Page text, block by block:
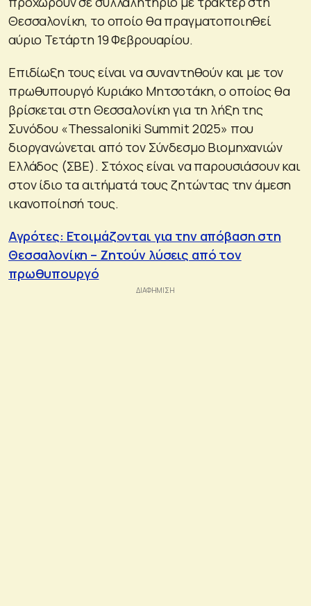
Θεσσαλονίκη, το οποίο θα πραγματοποιηθεί
αύριο Τετάρτη 19 Φεβρουαρίου.
Επιδίωξη τους είναι να συναντηθούν και με τον
πρωθυπουργό Κυριάκο Μητσοτάκη, ο οποίος θα
βρίσκεται στη Θεσσαλονίκη για τη λήξη της
Συνόδου «Thessaloniki Summit 2025» που
διοργανώνεται από τον Σύνδεσμο Βιομηχανιών
Ελλάδος (ΣΒΕ). Στόχος είναι να παρουσιάσουν και
στον ίδιο τα αιτήματά τους ζητώντας την άμεση
ικανοποίησή τους.
Αγρότες: Ετοιμάζονται για την απόβαση στη
Θεσσαλονίκη – Ζητούν λύσεις από τον
πρωθυπουργό